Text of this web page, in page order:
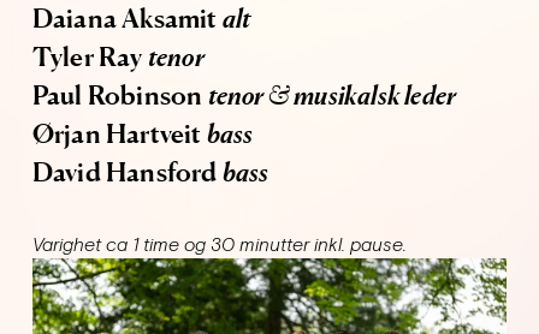
Daiana Aksamit alt
Tyler Ray tenor
Paul Robinson tenor & musikalsk leder
Ørjan Hartveit bass
David Hansford bass
Varighet ca 1 time og 30 minutter inkl. pause.